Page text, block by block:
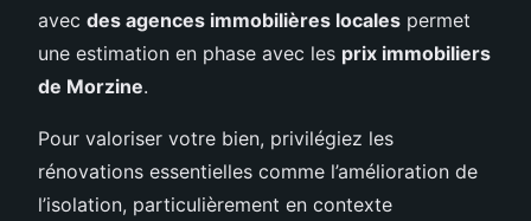
avec des agences immobilières locales permet
une estimation en phase avec les prix immobiliers
de Morzine.
Pour valoriser votre bien, privilégiez les
rénovations essentielles comme l’amélioration de
l’isolation, particulièrement en contexte